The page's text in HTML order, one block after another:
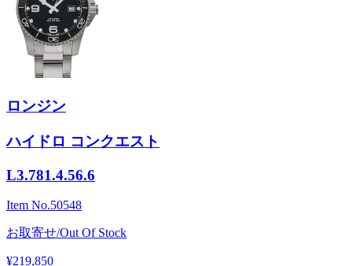
ロンジン
ハイドロ コンクエスト
L3.781.4.56.6
Item No.50548
お取寄せ/Out Of Stock
¥219,850